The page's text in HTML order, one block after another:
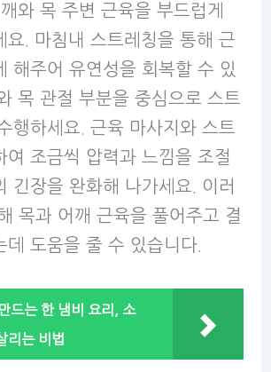
와 목 주변 근육을 부드럽게
요. 마침내 스트레칭을 통해 근
해주어 유연성을 회복할 수 있
목 관절 부분을 중심으로 스트
행하세요. 근육 마사지와 스트
여 조금씩 압력과 느낌을 조절
긴장을 완화해 나가세요. 이러
목과 어깨 근육을 풀어주고 결
데 도움을 줄 수 있습니다.
드는 한 냄비 요리, 소
리는 비법